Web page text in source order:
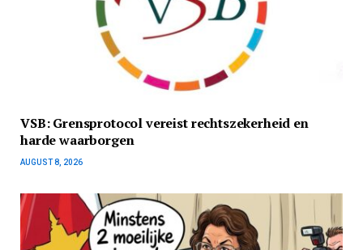
VSB: Grensprotocol vereist rechtszekerheid en
harde waarborgen
AUGUST 8, 2026